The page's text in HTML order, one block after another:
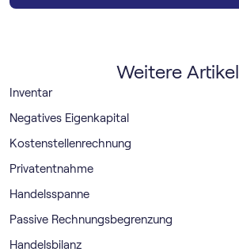
Weitere Artikel
Inventar
Negatives Eigenkapital
Kostenstellenrechnung
Privatentnahme
Handelsspanne
Passive Rechnungsbegrenzung
Handelsbilanz